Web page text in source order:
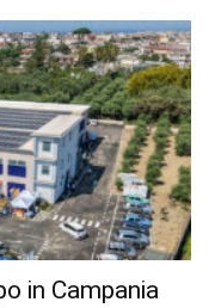
in Campania